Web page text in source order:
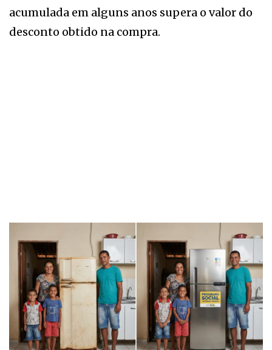
acumulada em alguns anos supera o valor do
desconto obtido na compra.